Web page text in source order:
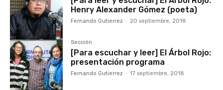
Henry Alexander Gómez (poeta)
Fernando Gutierrez - 20 septiembre, 2018
Sección
[Para escuchar y leer] El Árbol Rojo:
presentación programa
Fernando Gutierrez - 17 septiembre, 2018